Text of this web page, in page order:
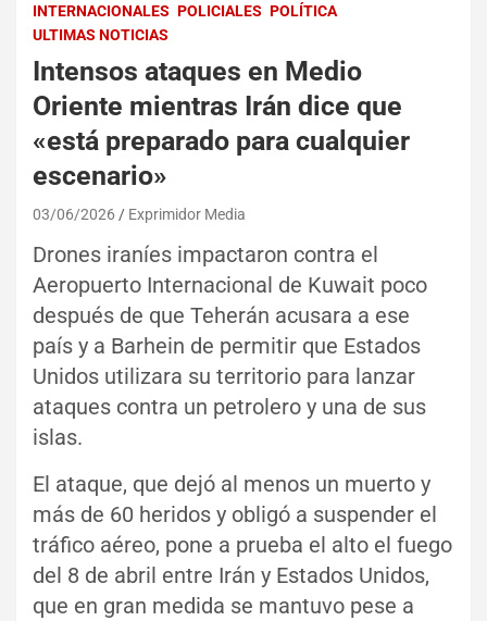
INTERNACIONALES POLICIALES POLÍTICA
ULTIMAS NOTICIAS
Intensos ataques en Medio
Oriente mientras Irán dice que
«está preparado para cualquier
escenario»
03/06/2026 Exprimidor Media
Drones iraníes impactaron contra el
Aeropuerto Internacional de Kuwait poco
después de que Teherán acusara a ese
país y a Barhein de permitir que Estados
Unidos utilizara su territorio para lanzar
ataques contra un petrolero y una de sus
islas.
El ataque, que dejó al menos un muerto y
más de 60 heridos y obligó a suspender el
tráfico aéreo, pone a prueba el alto el fuego
del 8 de abril entre Irán y Estados Unidos,
que en gran medida se mantuvo pese a